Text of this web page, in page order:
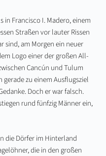
in Francisco I. Madero, einem
Straßen vor lauter Rissen
sind, am Morgen ein neuer
Logo einer der großen All-
Cancún und Tulum
zu einem Ausflugsziel
Doch er war falsch.
rund fünfzig Männer ein,
die Dörfer im Hinterland
die in den großen